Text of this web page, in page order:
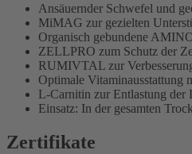
Ansäuernder Schwefel und
MiMAG zur gezielten
Organisch gebundene
ZELLPRO zum Schutz der
RUMIVTAL zur
Optimale Vitaminausstattung
L-Carnitin zur Entlastung der
Einsatz: In der gesamten
Zertifikate